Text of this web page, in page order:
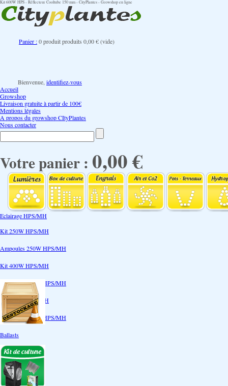
Kit 600W HPS - Réflecteur Cooltube 150 mm - CityPlantes - Growshop en ligne
Panier :0produitproduits 0,00 €(vide)
Bienvenue, identifiez-vous
Accueil
Growshop
Livraison gratuite à partir de 100€
Mentions légales
A propos du growshop CItyPlantes
Nous contacter
Votre panier : 0,00 €
Eclairage HPS/MH
Kit 250W HPS/MH
Ampoules 250W HPS/MH
Kit 400W HPS/MH
Ampoules 400W HPS/MH
Kit 600W HPS/MH
Ampoules 600W HPS/MH
Ballasts
Réflecteurs
CoolTube